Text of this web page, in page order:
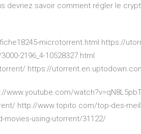
devriez savoir comment régler le
microtorrent.html https://
2196_4-10528327.html
https://
http://www.topito.com/top-des-
using-utorrent/31122/